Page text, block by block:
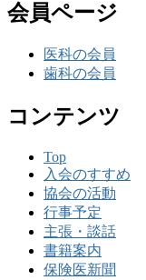
会員ページ
医科の会員
歯科の会員
コンテンツ
Top
入会のすすめ
協会の活動
行事予定
主張・談話
書籍案内
保険医新聞